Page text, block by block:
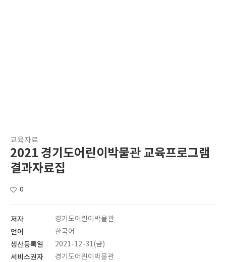
교육자료
2021 경기도어린이박물관 교육프로그램
결과자료집
0
저자 경기도어린이박물관
언어 한국어
생산등록일 2021-12-31(금)
서비스권자
경기도어린이박물관